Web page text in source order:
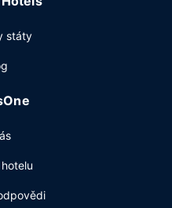
nabídne prodejna
hosty, se koná vždy v
novin ve vestibulu.
prostory o
prostory). Přímo v areálu
státy